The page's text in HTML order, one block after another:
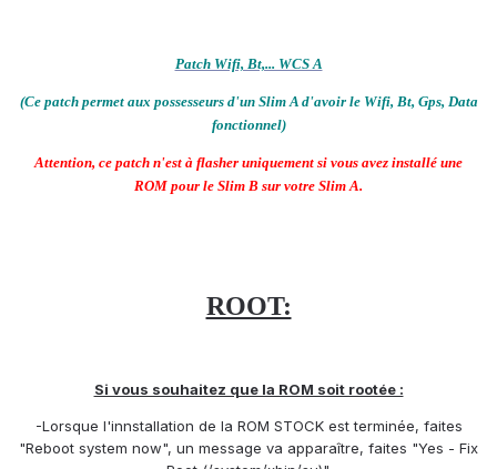
Patch Wifi, Bt,... WCS A
(Ce patch permet aux possesseurs d'un Slim A d'avoir le Wifi, Bt, Gps, Data
fonctionnel)
Attention, ce patch n'est à flasher uniquement si vous avez installé une
ROM pour le Slim B sur votre Slim A.
ROOT:
Si vous souhaitez que la ROM soit rootée :
-Lorsque l'innstallation de la ROM STOCK est terminée, faites
"Reboot system now", un message va apparaître, faites "Yes - Fix